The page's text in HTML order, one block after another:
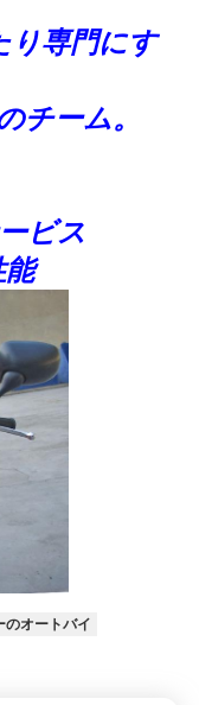
り専門にす
チーム。
ビス
のオートバイ